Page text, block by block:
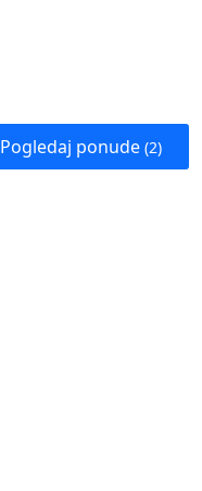
Pogledaj ponude (2)